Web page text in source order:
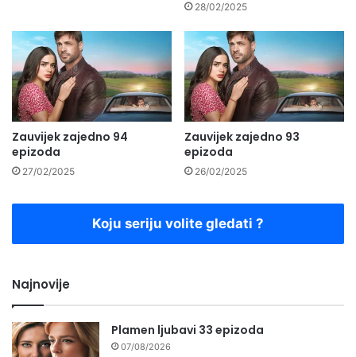
28/02/2025
Zauvijek zajedno 94
epizoda
27/02/2025
Zauvijek zajedno 93
epizoda
26/02/2025
Koju seriju volite gledati ?
Najnovije
Plamen ljubavi 33 epizoda
07/08/2026